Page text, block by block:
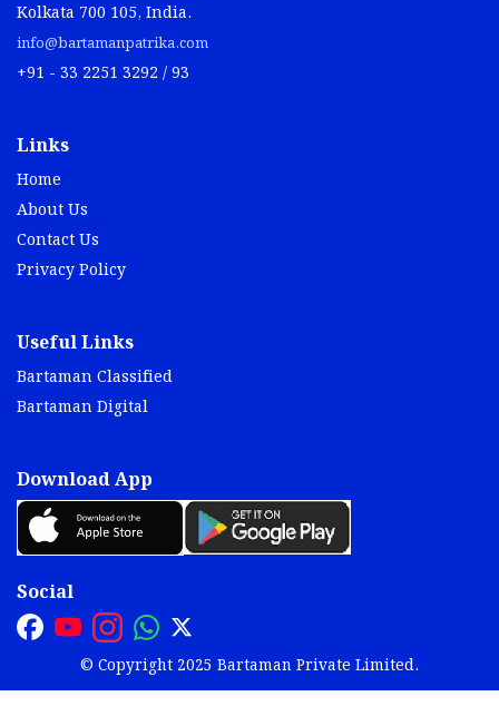
Kolkata 700 105, India.
info@bartamanpatrika.com
+91 - 33 2251 3292 / 93
Links
Home
About Us
Contact Us
Privacy Policy
Useful Links
Bartaman Classified
Bartaman Digital
Download App
Social
© Copyright 2025 Bartaman Private Limited.